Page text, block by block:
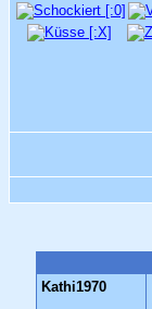
Kathi1970